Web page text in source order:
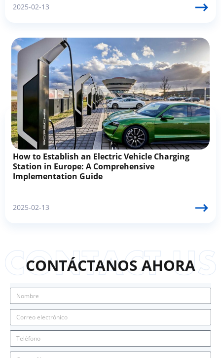
2025-02-13
How to Establish an Electric Vehicle Charging
Station in Europe: A Comprehensive
Implementation Guide
2025-02-13
CONTÁCTANOS AHORA